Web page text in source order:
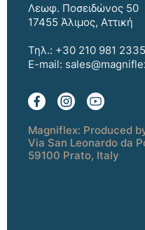
Λεωφ. Ποσειδώνος 50
17455 Άλιμος, Αττική
Τηλ.: +30 210 981 2335
E-mail:
Magniflex: Produced
Via San Leonardo da
59100 Prato, Italy